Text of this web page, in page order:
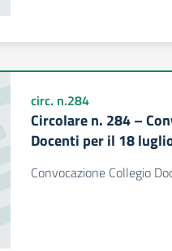
circ. n.284
Circolare n. 284 –
Docenti per il 18
Convocazione Collegio